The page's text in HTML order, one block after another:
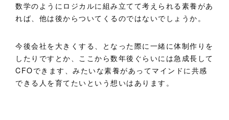
数学のようにロジカルに組み立てて考えられる素養があ
れば、他は後からついてくるのではないでしょうか。
今後会社を大きくする、となった際に一緒に体制作りを
したりですとか、ここから数年後ぐらいには急成長して
CFOできます、みたいな素養があってマインドに共感
できる人を育てたいという想いはあります。